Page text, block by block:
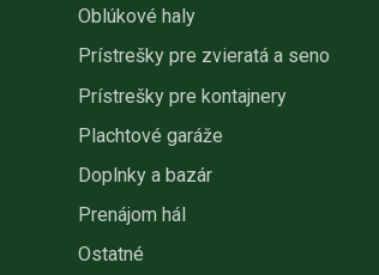
Oblúkové haly
Prístrešky pre zvieratá a seno
Prístrešky pre kontajnery
Plachtové garáže
Doplnky a bazár
Prenájom hál
Ostatné